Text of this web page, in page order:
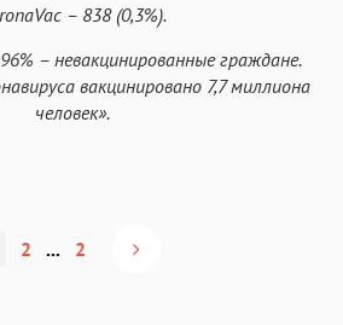
– 838 (0,3%).
– невакцинированные граждане.
вакцинировано 7,7 миллиона
человек».
2 ... 2